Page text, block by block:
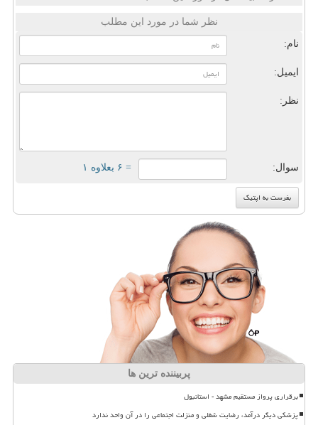
نظر شما در مورد این مطلب
نام:
ایمیل:
نظر:
سوال: = ۶ بعلاوه ۱
پربیننده ترین ها
برقراری پرواز مستقیم مشهد - استانبول
پزشکی دیگر درآمد، رضایت شغلی و منزلت اجتماعی را در آن واحد ندارد